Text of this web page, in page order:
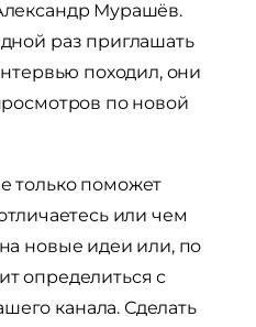
Мурашёв.
раз приглашать
походил, они
по новой
только поможет
или чем
новые идеи или, по
определиться с
канала. Сделать